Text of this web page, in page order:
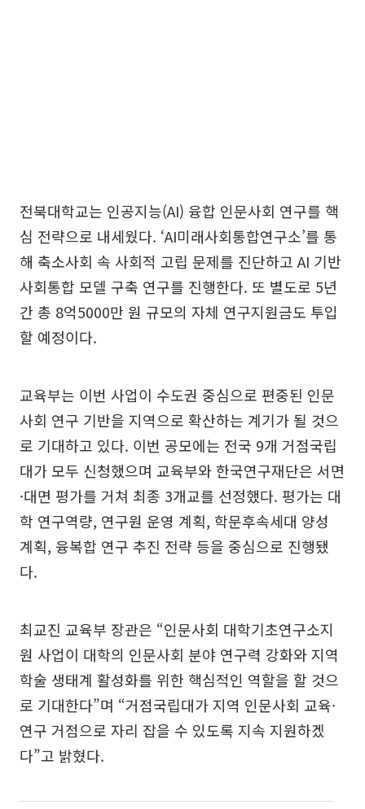
전북대학교는 인공지능(AI) 융합 인문사회 연구를 핵
심 전략으로 내세웠다. ‘AI미래사회통합연구소’를 통
해 축소사회 속 사회적 고립 문제를 진단하고 AI 기반
사회통합 모델 구축 연구를 진행한다. 또 별도로 5년
간 총 8억5000만 원 규모의 자체 연구지원금도 투입
할 예정이다.
교육부는 이번 사업이 수도권 중심으로 편중된 인문
사회 연구 기반을 지역으로 확산하는 계기가 될 것으
로 기대하고 있다. 이번 공모에는 전국 9개 거점국립
대가 모두 신청했으며 교육부와 한국연구재단은 서면
·대면 평가를 거쳐 최종 3개교를 선정했다. 평가는 대
학 연구역량, 연구원 운영 계획, 학문후속세대 양성
계획, 융복합 연구 추진 전략 등을 중심으로 진행됐
다.
최교진 교육부 장관은 “인문사회 대학기초연구소지
원 사업이 대학의 인문사회 분야 연구력 강화와 지역
학술 생태계 활성화를 위한 핵심적인 역할을 할 것으
로 기대한다”며 “거점국립대가 지역 인문사회 교육·
연구 거점으로 자리 잡을 수 있도록 지속 지원하겠
다”고 밝혔다.